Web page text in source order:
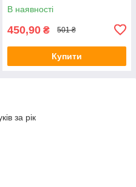
В наявності
450,90 ₴ 501 ₴
Купити
за рік